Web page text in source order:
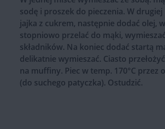
sodę i proszek do pieczenia. W
jajka z cukrem, następnie dodać olej,
stopniowo przelać do mąki,
składników. Na koniec dodać startą
delikatnie wymieszać. Ciasto
na muffiny. Piec w temp. 170°C przez
(do suchego patyczka). Ostudzić.